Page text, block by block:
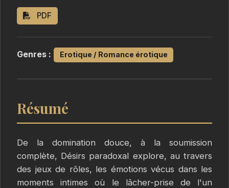
PDF
Genres : Erotique / Romance érotique
Résumé
De la domination douce, à la soumission
complète, Désirs paradoxal explore, au travers
des jeux de rôles, les émotions vécus dans les
moments intimes où le lâcher-prise de l'un